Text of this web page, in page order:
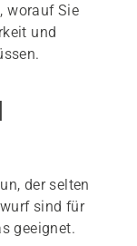
worauf Sie
und
der selten
sind für
geeignet.